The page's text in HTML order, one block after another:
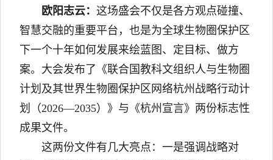
欧阳志云：这场盛会不仅是各方观点碰撞、
智慧交融的重要平台，也是为全球生物圈保护区
下一个十年如何发展来绘蓝图、定目标、做方
案。大会发布了《联合国教科文组织人与生物圈
计划及其世界生物圈保护区网络杭州战略行动计
划（2026—2035）》与《杭州宣言》两份标志性
成果文件。
这两份文件有几大亮点：一是强调战略对